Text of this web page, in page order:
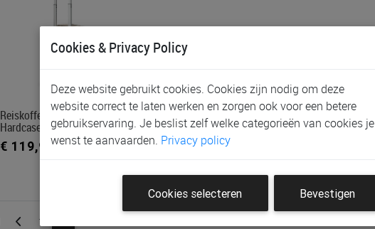
Reiskoffer Liewood Norelle
Hardcase Suitcase | Sea Creat…
€ 119,95
1
Cookies & Privacy Policy
Deze website gebruikt cookies. Cookies zijn nodig om deze
website correct te laten werken en zorgen ook voor een betere
gebruikservaring. Je beslist zelf welke categorieën van cookies je
wenst te aanvaarden. Privacy policy
Cookies selecteren Bevestigen